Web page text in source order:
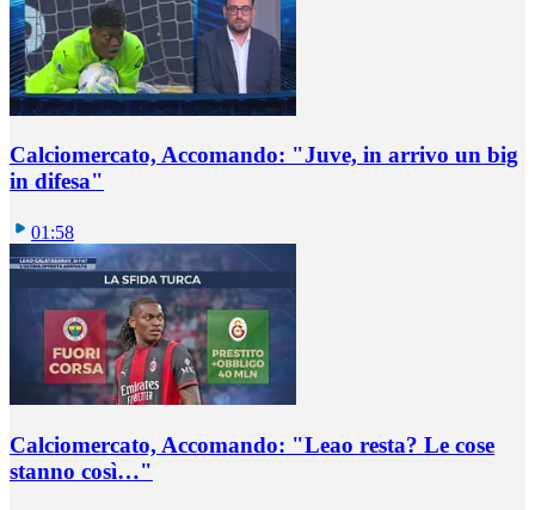
Calciomercato, Accomando: "Juve, in arrivo un big
in difesa"
01:58
Calciomercato, Accomando: "Leao resta? Le cose
stanno così…"